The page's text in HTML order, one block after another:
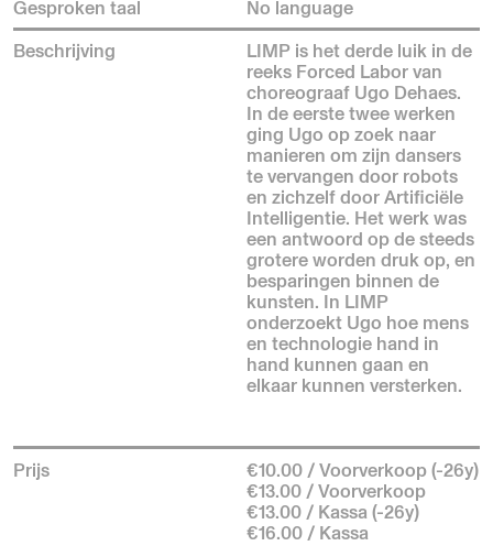
Gesproken taal
No language
Beschrijving
LIMP is het derde luik in de
reeks Forced Labor van
choreograaf Ugo Dehaes.
In de eerste twee werken
ging Ugo op zoek naar
manieren om zijn dansers
te vervangen door robots
en zichzelf door Artificiële
Intelligentie. Het werk was
een antwoord op de steeds
grotere worden druk op, en
besparingen binnen de
kunsten. In LIMP
onderzoekt Ugo hoe mens
en technologie hand in
hand kunnen gaan en
elkaar kunnen versterken.
Prijs
€10.00 / Voorverkoop (-26y)
€13.00 / Voorverkoop
€13.00 / Kassa (-26y)
€16.00 / Kassa